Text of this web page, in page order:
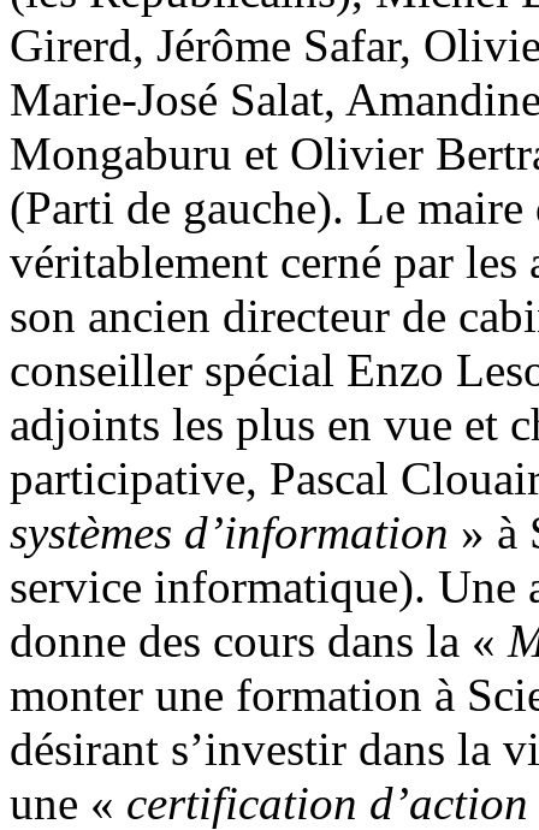
Girerd, Jérôme Safar,
Marie-José Salat,
Mongaburu et Olivier
(Parti de gauche). Le
véritablement cerné par les
son ancien directeur de
conseiller spécial Enzo
adjoints les plus en vue et
participative, Pascal
systèmes d’information » à
service informatique). Une
donne des cours dans la «
monter une formation à
désirant s’investir dans la
une « certification d’action